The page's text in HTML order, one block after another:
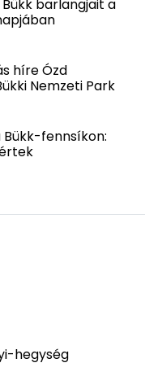
barlangjait a
híre Ózd
Nemzeti Park
Bükk-fennsíkon:
hegység